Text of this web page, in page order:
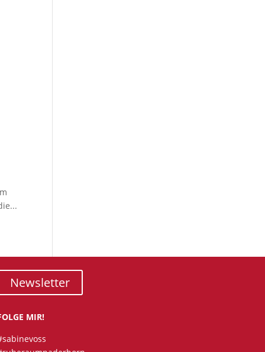
Newsletter
MIR!